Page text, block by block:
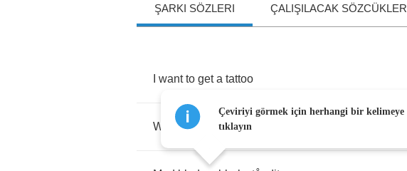
ŞARKI SÖZLERI ÇALIŞILACAK SÖZCÜKLER
want to get a tattoo
With your name and
Çeviriyi görmek için herhangi bir kelimeye
tıklayın